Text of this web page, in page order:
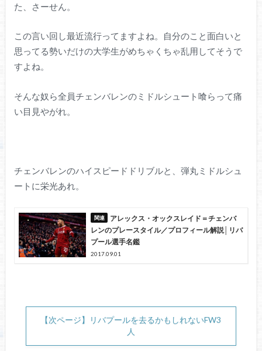
た、さーせん。
この言い回し最近流行ってますよね。自分のこと面白いと
思ってる勢いだけの大学生がめちゃくちゃ乱用してそうで
すよね。
そんな奴ら全員チェンバレンのミドルシュート喰らって痛
い目見やがれ。
チェンバレンのハイスピードドリブルと、弾丸ミドルシュ
ートに栄光あれ。
アレックス・オックスレイド＝チェンバ
レンのプレースタイル／プロフィール解説│リバ
プール選手名鑑
2017.09.01
【次ページ】リバプールを去るかもしれないFW3
人